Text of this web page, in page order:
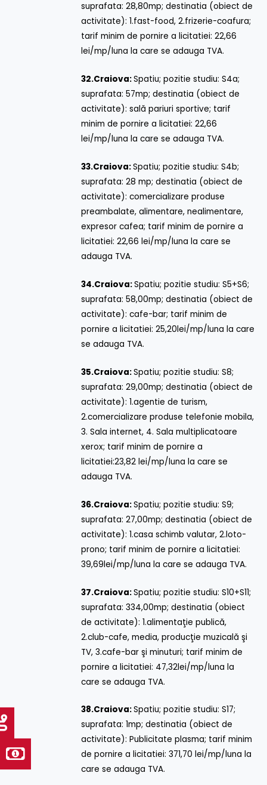
suprafata: 28,80mp; destinatia (obiect de
activitate): 1.fast-food, 2.frizerie-coafura;
tarif minim de pornire a licitatiei: 22,66
lei/mp/luna la care se adauga TVA.
32.Craiova:Spatiu; pozitie studiu: S4a;
suprafata: 57mp; destinatia (obiect de
activitate): sală pariuri sportive; tarif
minim de pornire a licitatiei: 22,66
lei/mp/luna la care se adauga TVA.
33.Craiova:Spatiu; pozitie studiu: S4b;
suprafata: 28 mp; destinatia (obiect de
activitate): comercializare produse
preambalate, alimentare, nealimentare,
expresor cafea; tarif minim de pornire a
licitatiei: 22,66 lei/mp/luna la care se
adauga TVA.
34.Craiova:Spatiu; pozitie studiu: S5+S6;
suprafata: 58,00mp; destinatia (obiect de
activitate): cafe-bar; tarif minim de
pornire a licitatiei: 25,20lei/mp/luna la care
se adauga TVA.
35.Craiova:Spatiu; pozitie studiu: S8;
suprafata: 29,00mp; destinatia (obiect de
activitate): 1.agentie de turism,
2.comercializare produse telefonie mobila,
3. Sala internet, 4. Sala multiplicatoare
xerox; tarif minim de pornire a
licitatiei:23,82 lei/mp/luna la care se
adauga TVA.
36.Craiova:Spatiu; pozitie studiu: S9;
suprafata: 27,00mp; destinatia (obiect de
activitate): 1.casa schimb valutar, 2.loto-
prono; tarif minim de pornire a licitatiei:
39,69lei/mp/luna la care se adauga TVA.
37.Craiova:Spatiu; pozitie studiu: S10+S11;
suprafata: 334,00mp; destinatia (obiect
de activitate): 1.alimentaţie publică,
2.club-cafe, media, producţie muzicală şi
TV, 3.cafe-bar şi minuturi; tarif minim de
pornire a licitatiei: 47,32lei/mp/luna la
care se adauga TVA.
38.Craiova:Spatiu; pozitie studiu: S17;
suprafata: 1mp; destinatia (obiect de
activitate): Publicitate plasma; tarif minim
de pornire a licitatiei: 371,70 lei/mp/luna la
care se adauga TVA.